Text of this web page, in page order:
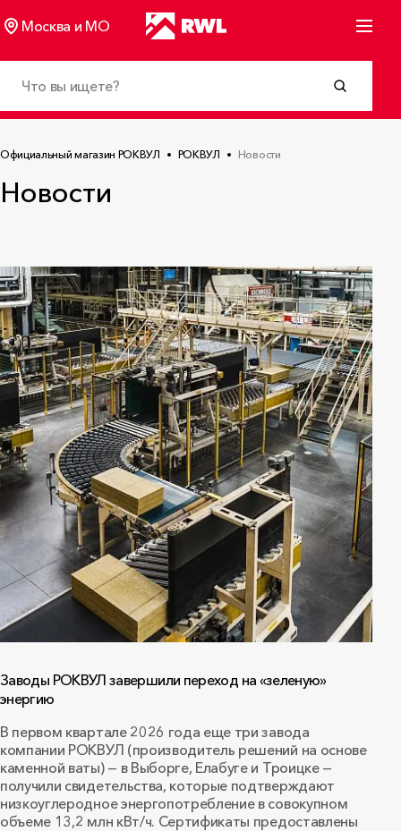
Москва и МО
Официальный магазин РОКВУЛ РОКВУЛ Новости
Новости
Заводы РОКВУЛ завершили переход на «зеленую»
энергию
В первом квартале 2026 года еще три завода
компании РОКВУЛ (производитель решений на основе
каменной ваты) — в Выборге, Елабуге и Троицке —
получили свидетельства, которые подтверждают
низкоуглеродное энергопотребление в совокупном
объеме 13,2 млн кВт/ч. Сертификаты предоставлены